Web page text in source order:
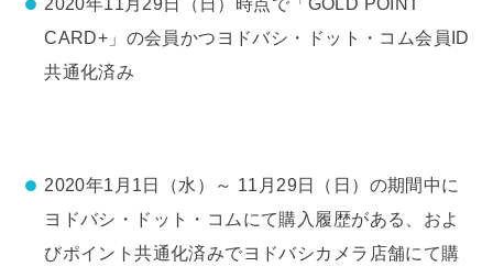
CARD+」の会員かつヨドバシ・ドット・コム会員ID
共通化済み
2020年1月1日（水）～ 11月29日（日）の期間中に
ヨドバシ・ドット・コムにて購入履歴がある、およ
びポイント共通化済みでヨドバシカメラ店舗にて購